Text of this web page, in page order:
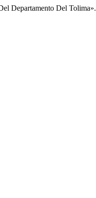
Departamento Del Tolima».